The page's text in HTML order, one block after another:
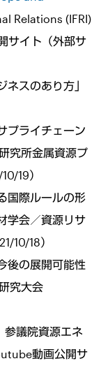
Relations (IFRI)
サイト（外部サ
ネスのあり方」
プライチェーン
究所金属資源プ
19）
国際ルールの形
学会／資源リサ
10/18）
後の展開可能性
究大会
参議院資源エネ
動画公開サ